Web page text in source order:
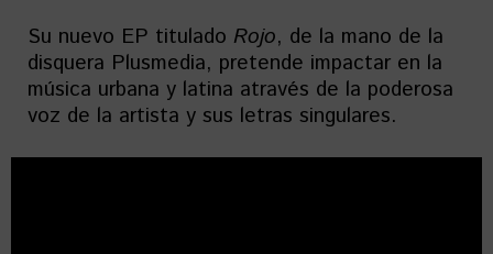
Su nuevo EP titulado Rojo, de la mano de la
disquera Plusmedia, pretende impactar en la
música urbana y latina através de la poderosa
voz de la artista y sus letras singulares.